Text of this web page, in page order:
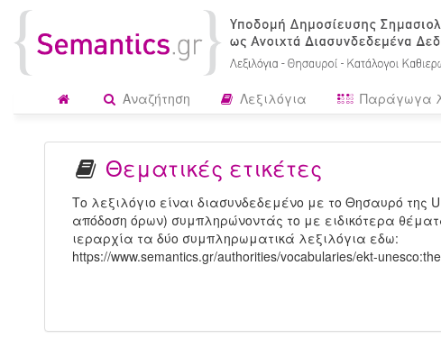
Αναζήτηση Λεξιλόγια Παράγωγα
Θεματικές ετικέτες
Το λεξιλόγιο είναι διασυνδεδεμένο με το Θησαυρό της
απόδοση όρων) συμπληρώνοντάς το με ειδικότερα
ιεραρχία τα δύο συμπληρωματικά λεξιλόγια εδω:
https://www.semantics.gr/authorities/vocabularies/ekt-